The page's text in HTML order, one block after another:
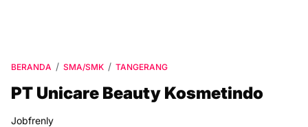
BERANDA SMA/SMK TANGERANG
PT Unicare Beauty Kosmetindo
Jobfrenly